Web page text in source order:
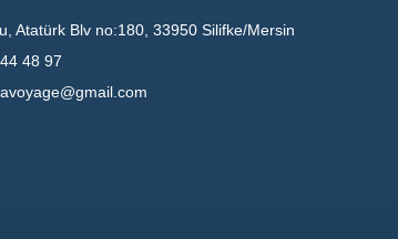
Atatürk Blv no:180, 33950 Silifke/Mersin
48 97